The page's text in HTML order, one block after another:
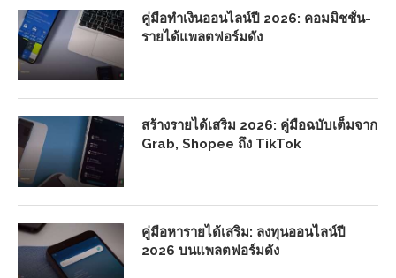
คู่มือทำเงินออนไลน์ปี 2026: คอมมิชชั่น-
รายได้แพลตฟอร์มดัง
สร้างรายได้เสริม 2026: คู่มือฉบับเต็มจาก
Grab, Shopee ถึง TikTok
คู่มือหารายได้เสริม: ลงทุนออนไลน์ปี
2026 บนแพลตฟอร์มดัง